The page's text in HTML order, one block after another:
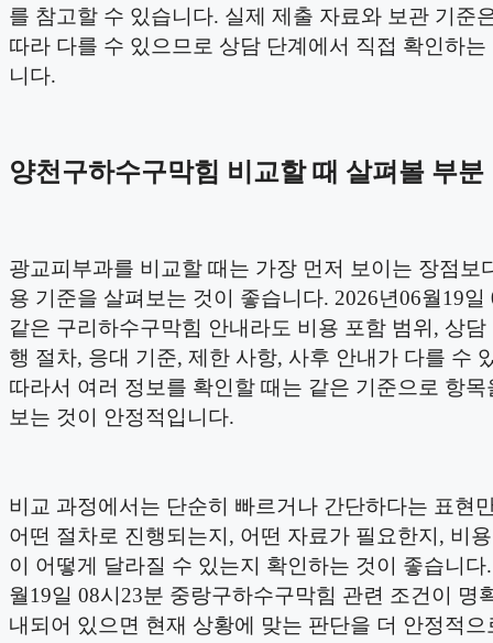
를 참고할 수 있습니다. 실제 제출 자료와 보관 기준
따라 다를 수 있으므로 상담 단계에서 직접 확인하는
니다.
양천구하수구막힘 비교할 때 살펴볼 부분
광교피부과를 비교할 때는 가장 먼저 보이는 장점보
용 기준을 살펴보는 것이 좋습니다. 2026년06월19일
같은 구리하수구막힘 안내라도 비용 포함 범위, 상담
행 절차, 응대 기준, 제한 사항, 사후 안내가 다를 수
따라서 여러 정보를 확인할 때는 같은 기준으로 항목
보는 것이 안정적입니다.
비교 과정에서는 단순히 빠르거나 간단하다는 표현
어떤 절차로 진행되는지, 어떤 자료가 필요한지, 비
이 어떻게 달라질 수 있는지 확인하는 것이 좋습니다
월19일 08시23분 중랑구하수구막힘 관련 조건이 명
내되어 있으면 현재 상황에 맞는 판단을 더 안정적으